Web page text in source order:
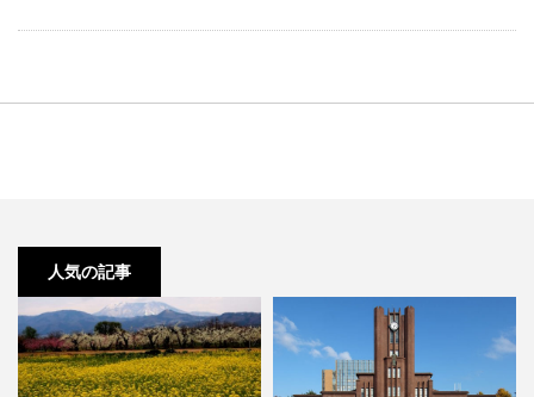
人気の記事